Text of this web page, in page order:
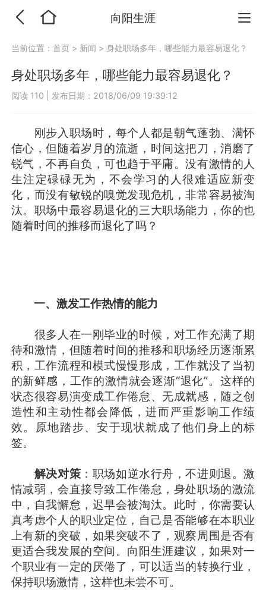
向阳生涯
当前位置：首页 > 新闻 >身处职场多年，哪些能力最容易退化？
身处职场多年，哪些能力最容易退化？
阅读 110 发布日期：2018/06/09 19:39:12
刚步入职场时，每个人都是朝气蓬勃、满怀
信心，但随着岁月的流逝，时间这把刀，消磨了
锐气，不再自负，可也趋于平庸。没有激情的人
生注定碌碌无为，不会学习的人很难适应新变
化，而没有敏锐的嗅觉发现危机，非常容易被淘
汰。职场中最容易退化的三大职场能力，你的也
随着时间的推移而退化了吗？
一、激发工作热情的能力
很多人在一刚毕业的时候，对工作充满了期
待和激情，但随着时间的推移和职场经历逐渐累
积，工作流程和模式慢慢形成，工作就没了当初
的新鲜感，工作的激情就会逐渐“退化”。这样的
状态很容易演变成工作倦怠、无成就感，随之创
造性和主动性都会降低，进而严重影响工作绩
效。原地踏步、安于现状就成了他们身上的标
签。
解决对策 ：职场如逆水行舟，不进则退。激
情减弱，会直接导致工作倦怠，身处职场的激流
中，自我懈怠，迟早会被淘汰。此时，你需要认
真考虑个人的职业定位，自己是否能够在本职业
上有新的突破，如果突破不了，观察周围是否有
更适合我发展的空间。向阳生涯建议，如果对一
个职业有一定的厌倦了，可以适当的转换行业，
保持职场激情，这样也未尝不可。